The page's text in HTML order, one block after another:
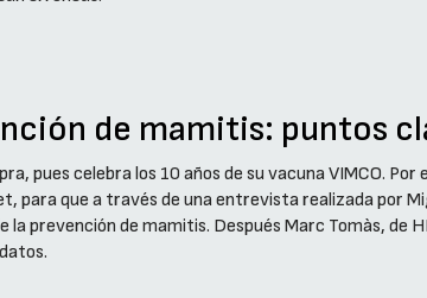
de mamitis: puntos
pues celebra los 10 años de su vacuna VIMCO. Por
para que a través de una entrevista realizada por
prevención de mamitis. Después Marc Tomàs, de